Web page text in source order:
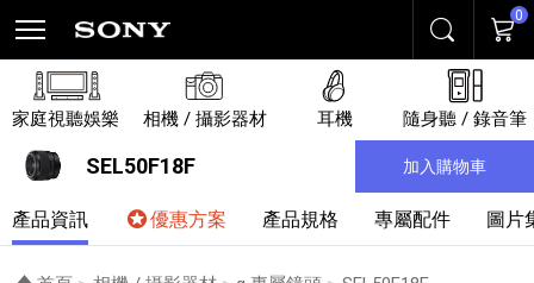
搜尋 購物
0
家庭視聽娛樂 相機 / 攝影器材 耳機 隨身聽 / 錄音筆
SEL50F18F 加入購物車
產品資訊 優惠方案 產品規格 專屬配件 圖片